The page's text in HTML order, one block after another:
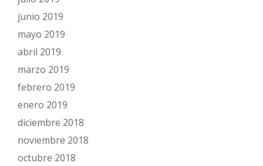
junio 2019
mayo 2019
abril 2019
marzo 2019
febrero 2019
enero 2019
diciembre 2018
noviembre 2018
octubre 2018